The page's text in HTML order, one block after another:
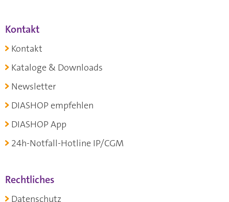
Kontakt
Kontakt
Kataloge & Downloads
Newsletter
DIASHOP empfehlen
DIASHOP App
24h-Notfall-Hotline IP/CGM
Rechtliches
Datenschutz